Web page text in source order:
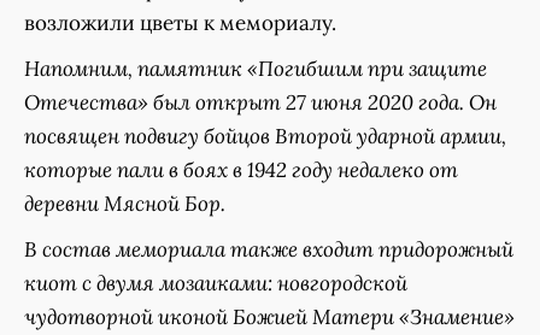
возложили цветы к мемориалу.
Напомним, памятник «Погибшим при защите
Отечества» был открыт 27 июня 2020 года. Он
посвящен подвигу бойцов Второй ударной армии,
которые пали в боях в 1942 году недалеко от
деревни Мясной Бор.
В состав мемориала также входит придорожный
киот с двумя мозаиками: новгородской
чудотворной иконой Божией Матери «Знамение»